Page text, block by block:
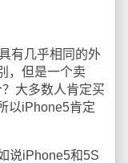
有几乎相同的外
，但是一个卖
大多数人肯定买
以iPhone5肯定
iPhone5和5S